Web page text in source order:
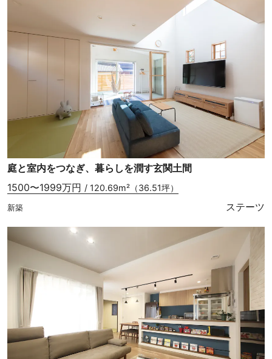
庭と室内をつなぎ、暮らしを潤す玄関土間
1500〜1999万円 / 120.69m²（36.51坪）
新築 ステーツ